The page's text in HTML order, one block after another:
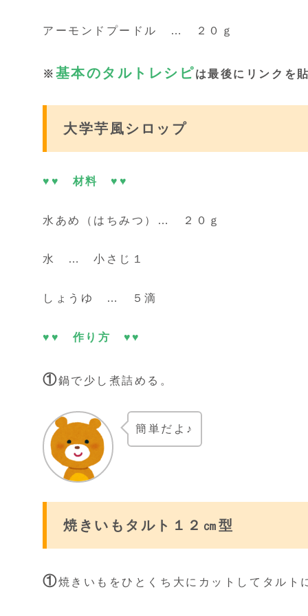
アーモンドプードル … ２０ｇ
※ 基本のタルトレシピは最後にリンクを
大学芋風シロップ
♥♥ 材料 ♥♥
水あめ（はちみつ）… ２０ｇ
水 … 小さじ１
しょうゆ … ５滴
♥♥ 作り方 ♥♥
①鍋で少し煮詰める。
簡単だよ♪
焼きいもタルト１２㎝型
①焼きいもをひとくち大にカットしてタルト